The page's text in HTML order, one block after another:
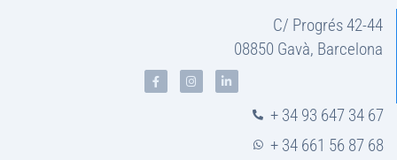
C/ Progrés 42-44
08850 Gavà, Barcelona
+ 34 93 647 34 67
+ 34 661 56 87 68